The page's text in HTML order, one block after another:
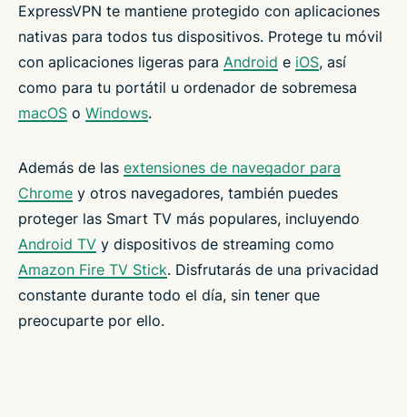
ExpressVPN te mantiene protegido con aplicaciones
nativas para todos tus dispositivos. Protege tu móvil
con aplicaciones ligeras para Android e iOS, así
como para tu portátil u ordenador de sobremesa
macOS o Windows.
Además de las extensiones de navegador para
Chrome y otros navegadores, también puedes
proteger las Smart TV más populares, incluyendo
Android TV y dispositivos de streaming como
Amazon Fire TV Stick. Disfrutarás de una privacidad
constante durante todo el día, sin tener que
preocuparte por ello.